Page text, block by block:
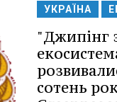
УКРАЇНА
"Джипінг
сотень